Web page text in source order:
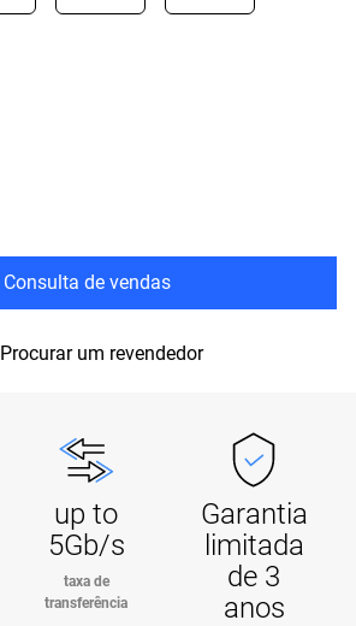
Consulta de vendas
Procurar um revendedor
up to
5Gb/s
taxa de
transferência
Garantia
limitada
de 3
anos